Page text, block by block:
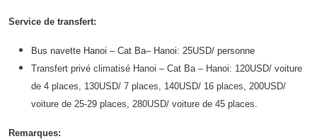
Service de transfert:
Bus navette Hanoi – Cat Ba– Hanoi: 25USD/ personne
Transfert privé climatisé Hanoi – Cat Ba – Hanoi: 120USD/ voiture
de 4 places, 130USD/ 7 places, 140USD/ 16 places, 200USD/
voiture de 25-29 places, 280USD/ voiture de 45 places.
Remarques: